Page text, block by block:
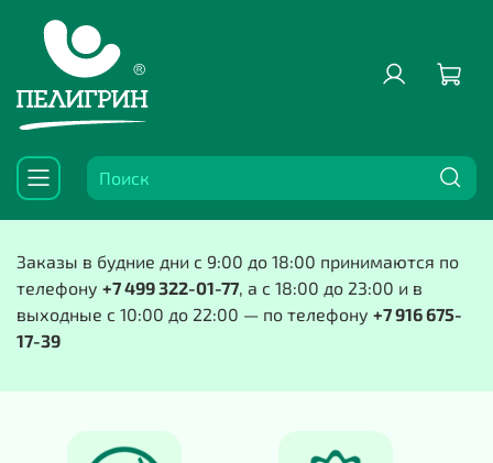
Заказы в будние дни с 9:00 до 18:00 принимаются по
телефону +7 499 322-01-77, а с 18:00 до 23:00 и в
выходные с 10:00 до 22:00 — по телефону +7 916 675-
17-39